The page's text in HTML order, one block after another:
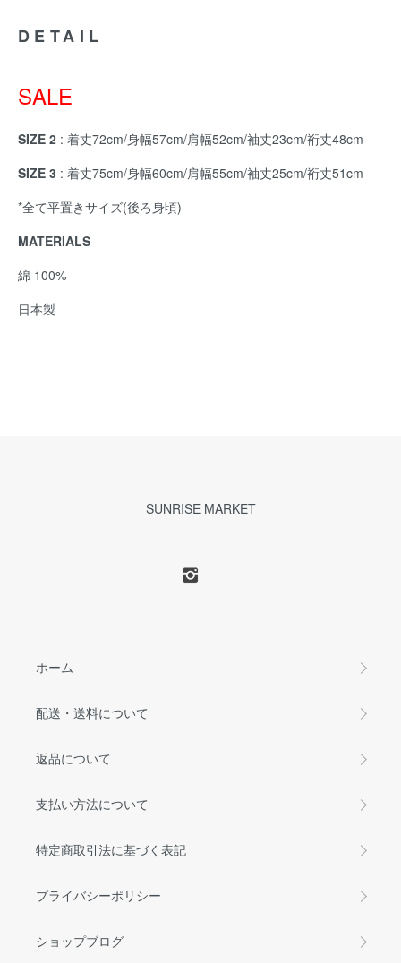
DETAIL
SALE
SIZE 2 : 着丈72cm/身幅57cm/肩幅52cm/袖丈23cm/裄丈48cm
SIZE 3 : 着丈75cm/身幅60cm/肩幅55cm/袖丈25cm/裄丈51cm
*全て平置きサイズ(後ろ身頃)
MATERIALS
綿 100%
日本製
SUNRISE MARKET
ホーム
配送・送料について
返品について
支払い方法について
特定商取引法に基づく表記
プライバシーポリシー
ショップブログ